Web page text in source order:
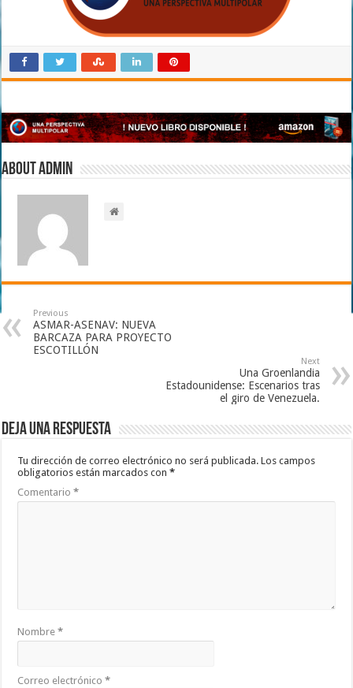
About admin
Previous
ASMAR-ASENAV: NUEVA
BARCAZA PARA PROYECTO
ESCOTILLÓN
Next
Una Groenlandia
Estadounidense: Escenarios tras
el giro de Venezuela.
Deja una respuesta
Tu dirección de correo electrónico no será publicada. Los campos
obligatorios están marcados con*
Comentario*
Nombre*
Correo electrónico*